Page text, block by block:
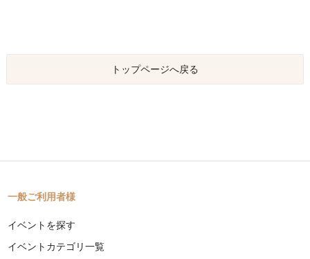
トップページへ戻る
一般ご利用者様
イベントを探す
イベントカテゴリ一覧